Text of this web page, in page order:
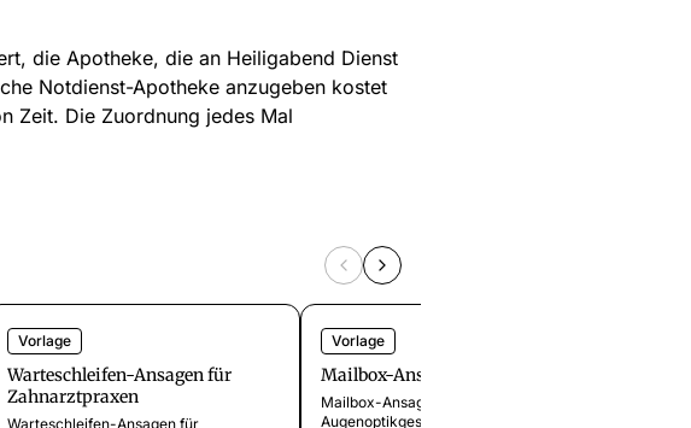
die Apotheke, die an Heiligabend Dienst
Notdienst-Apotheke anzugeben kostet
Zeit. Die Zuordnung jedes Mal
Vorlage
Warteschleifen-Ansagen für
Zahnarztpraxen
Warteschleifen-Ansagen für
Vorlage
Mailbox-Ansagen für Optiker
Mailbox-Ansagen für Optiker und
Augenoptikgeschäfte. Professionelle